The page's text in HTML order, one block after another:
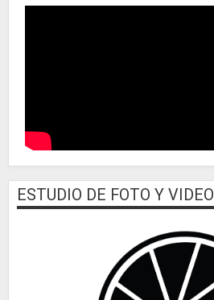
ESTUDIO DE FOTO Y VIDEO